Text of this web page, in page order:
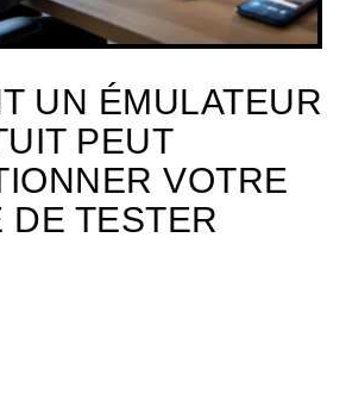
UN ÉMULATEUR
PEUT
VOTRE
DE TESTER